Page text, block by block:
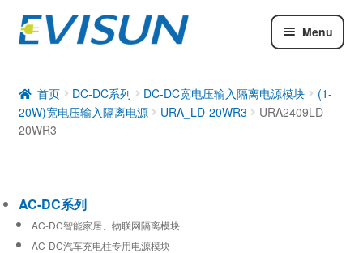
Menu
DC-DC系列
工业通信模块
首页 DC-DC系列 DC-DC宽电压输入隔离电源模块
(1-
20W)宽电压输入隔离电源
URA_LD-20WR3
URA2409LD-
20WR3
AC-DC系列
AC-DC智能家居、物联网隔离模块
AC-DC汽车充电柱专用电源模块